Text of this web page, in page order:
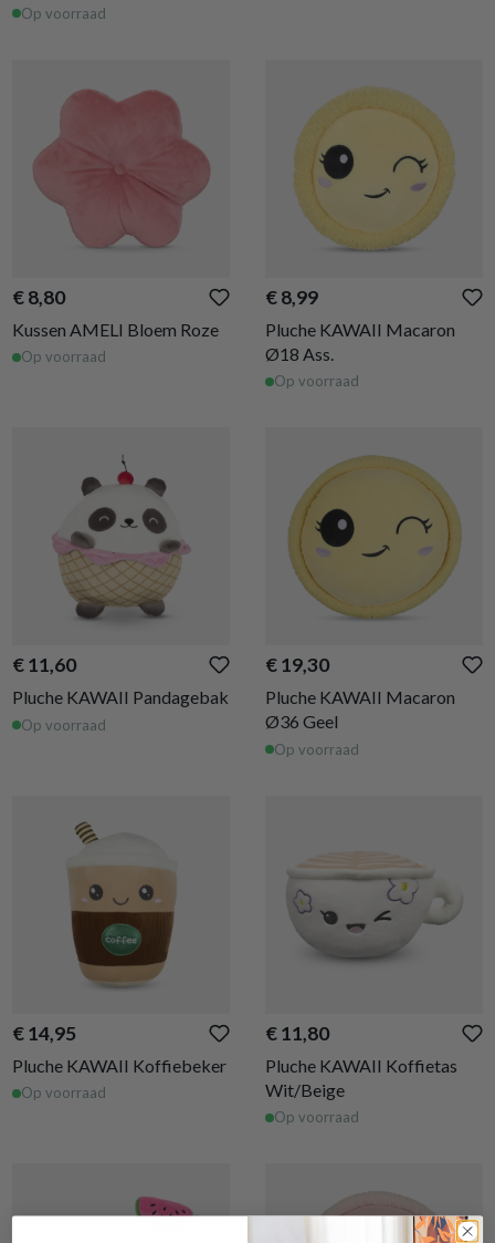
Op voorraad
€ 8,80
Kussen AMELI Bloem Roze
Op voorraad
€ 8,99
Pluche KAWAII Macaron
Ø18 Ass.
Op voorraad
€ 11,60
Pluche KAWAII Pandagebak
Op voorraad
€ 19,30
Pluche KAWAII Macaron
Ø36 Geel
Op voorraad
€ 14,95
Pluche KAWAII Koffiebeker
Op voorraad
€ 11,80
Pluche KAWAII Koffietas
Wit/Beige
Op voorraad